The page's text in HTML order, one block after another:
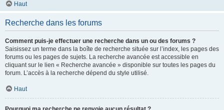
Haut
Recherche dans les forums
Comment puis-je effectuer une recherche dans un ou des forums ?
Saisissez un terme dans la boîte de recherche située sur l’index, les pages des
forums ou les pages de sujets. La recherche avancée est accessible en
cliquant sur le lien « Recherche avancée » disponible sur toutes les pages du
forum. L’accès à la recherche dépend du style utilisé.
Haut